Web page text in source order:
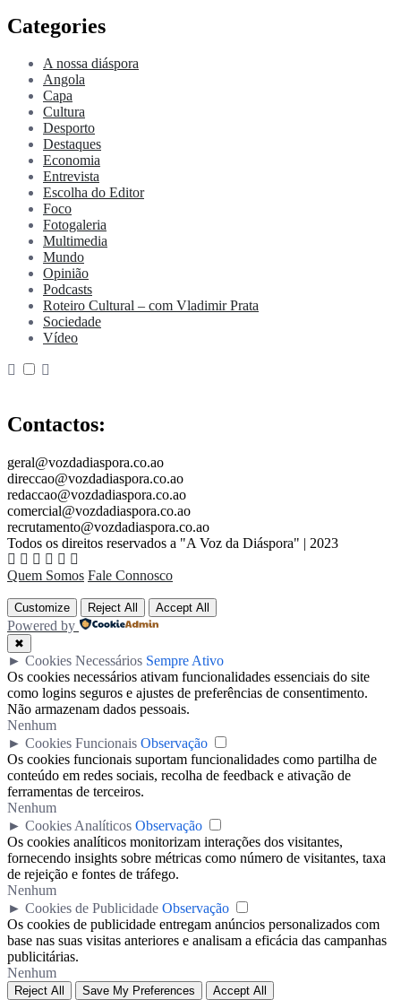
Categories
A nossa diáspora
Angola
Capa
Cultura
Desporto
Destaques
Economia
Entrevista
Escolha do Editor
Foco
Fotogaleria
Multimedia
Mundo
Opinião
Podcasts
Roteiro Cultural – com Vladimir Prata
Sociedade
Vídeo
Contactos:
geral@vozdadiaspora.co.ao
direccao@vozdadiaspora.co.ao
redaccao@vozdadiaspora.co.ao
comercial@vozdadiaspora.co.ao
recrutamento@vozdadiaspora.co.ao
Todos os direitos reservados a "A Voz da Diáspora" | 2023
Quem Somos Fale Connosco
Customize Reject All Accept All
Powered by
✖
► Cookies Necessários Sempre Ativo
Os cookies necessários ativam funcionalidades essenciais do site
como logins seguros e ajustes de preferências de consentimento.
Não armazenam dados pessoais.
Nenhum
► Cookies Funcionais Observação
Os cookies funcionais suportam funcionalidades como partilha de
conteúdo em redes sociais, recolha de feedback e ativação de
ferramentas de terceiros.
Nenhum
► Cookies Analíticos Observação
Os cookies analíticos monitorizam interações dos visitantes,
fornecendo insights sobre métricas como número de visitantes, taxa
de rejeição e fontes de tráfego.
Nenhum
► Cookies de Publicidade Observação
Os cookies de publicidade entregam anúncios personalizados com
base nas suas visitas anteriores e analisam a eficácia das campanhas
publicitárias.
Nenhum
Reject All Save My Preferences Accept All